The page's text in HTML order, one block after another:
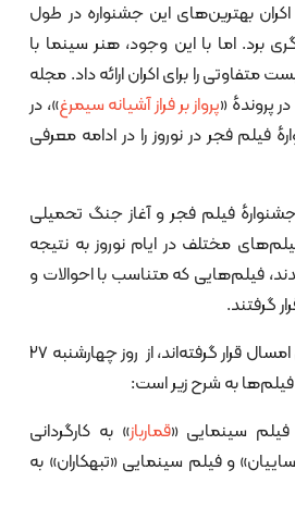
بهترین‌های این جشنواره در طول
اما با این وجود، هنر سینما با
را برای اکران ارائه داد. مجله
پروندهٔ «پرواز بر فراز آشیانه سیمرغ»، در
فیلم فجر در نوروز را در ادامه معرفی
فیلم فجر و آغاز جنگ تحمیلی
مختلف در ایام نوروز به نتیجه
فیلم‌هایی که متناسب با احوالات و
گرفتند.
فیلم‌هایی که به تناسب شرایط فعلی جامعه در دستور کار اکران نوروزی امسال قرار گرفته‌اند، از روز چهارشنبه ۲۷
سینمایی «قمارباز» به کارگردانی
و فیلم سینمایی «تبهکاران» به